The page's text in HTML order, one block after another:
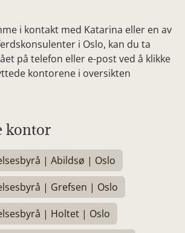
i kontakt med Katarina eller en av
i Oslo, kan du ta
på telefon eller e-post ved å klikke
kontorene i oversikten
kontor
| Abildsø | Oslo
| Grefsen | Oslo
| Holtet | Oslo